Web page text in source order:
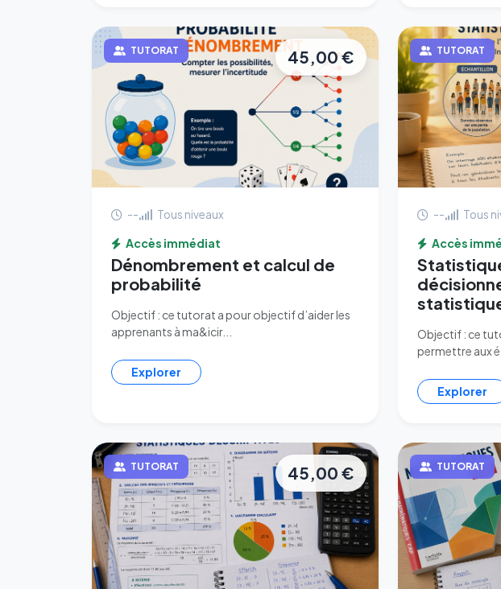
TUTORAT
-- Tous niveaux
Accès immédiat
Dénombrement et calcul de
probabilité
Objectif : ce tutorat a pour objectif d’aider les
apprenants à ma&icir...
45,00 €
Explorer
TUTORAT
-- Tous
Accès
Objectif : ce
permettre aux
Explorer
TUTORAT 45,00 € TUTORAT